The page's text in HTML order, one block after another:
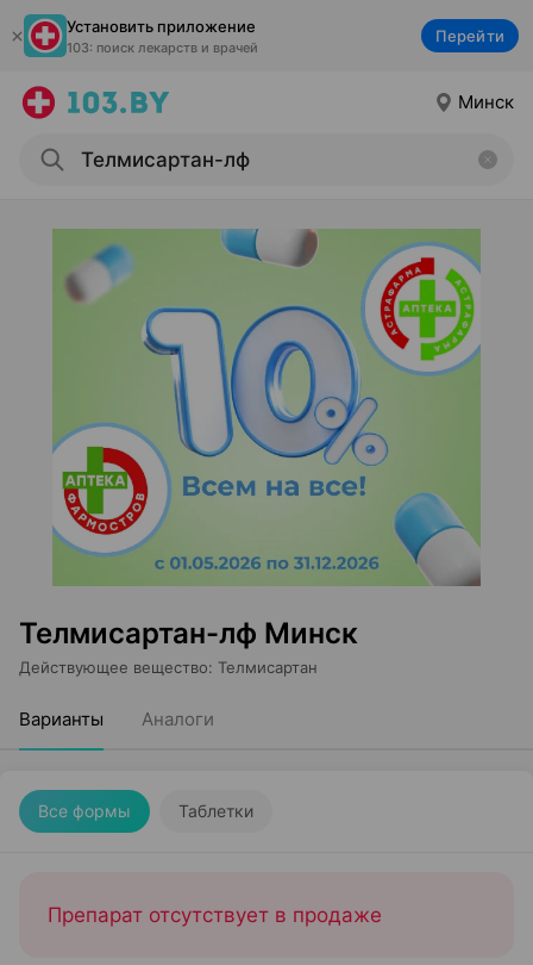
Установить приложение
103: поиск лекарств и врачей
Перейти
Минск
Телмисартан-лф Минск
Действующее вещество: Телмисартан
Варианты Аналоги
Все формы Таблетки
Препарат отсутствует в продаже